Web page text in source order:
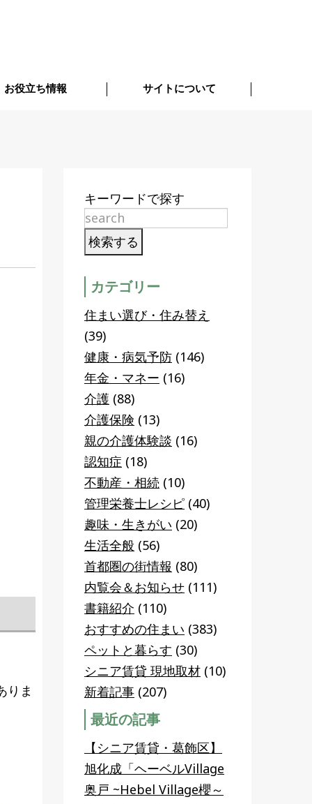
お役立ち情報 サイトについて
りま
キーワードで探す
カテゴリー
住まい選び・住み替え
(39)
健康・病気予防 (146)
年金・マネー (16)
介護 (88)
介護保険 (13)
親の介護体験談 (16)
認知症 (18)
不動産・相続 (10)
管理栄養士レシピ (40)
趣味・生きがい (20)
生活全般 (56)
首都圏の街情報 (80)
内覧会＆お知らせ (111)
書籍紹介 (110)
おすすめの住まい (383)
ペットと暮らす (30)
シニア賃貸 現地取材 (10)
新着記事 (207)
最近の記事
【シニア賃貸・葛飾区】
旭化成「ヘーベルVillage
奥戸 ~Hebel Village櫻～